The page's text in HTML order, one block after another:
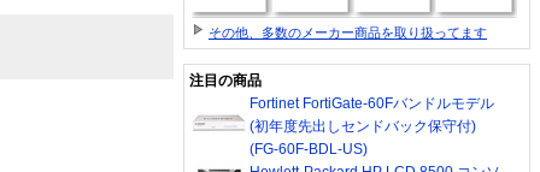
その他、多数のメーカー商品を取り扱ってます
注目の商品
Fortinet FortiGate-60Fバンドルモデル
(初年度先出しセンドバック保守付)
(FG-60F-BDL-US)